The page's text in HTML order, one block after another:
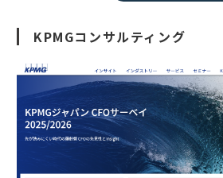
KPMGコンサルティング